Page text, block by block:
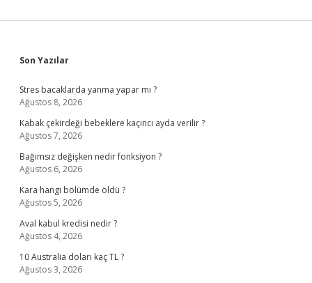
Sidebar
Son Yazılar
Stres bacaklarda yanma yapar mı ?
Ağustos 8, 2026
Kabak çekirdeği bebeklere kaçıncı ayda verilir ?
Ağustos 7, 2026
Bağımsız değişken nedir fonksiyon ?
Ağustos 6, 2026
Kara hangi bölümde öldü ?
Ağustos 5, 2026
Aval kabul kredisi nedir ?
Ağustos 4, 2026
10 Australia doları kaç TL ?
Ağustos 3, 2026